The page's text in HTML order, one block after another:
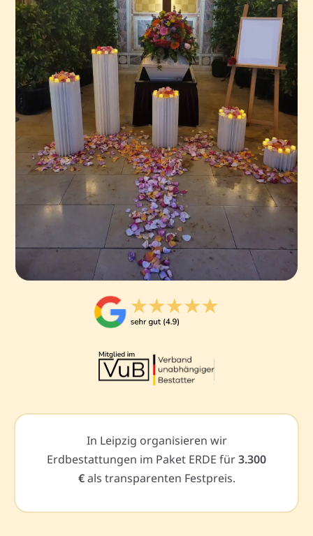
In Leipzig organisieren wir
Erdbestattungen im Paket ERDE für3.300
€als transparenten Festpreis.